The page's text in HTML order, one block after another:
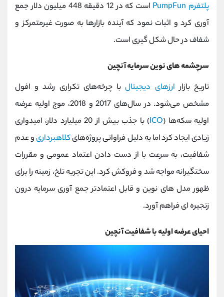
پلتفرم PumpFun
است که در 12 دقیقه 448 میلیون دلار جمع
‌آوری کرد و اثبات نمود که آینده بازارها به ‌صورت غیرمتمرکز و
شفاف در حال شکل ‌گیری است.
سرچشمه‌ های نوین سرمایه آنچین
تاریخ بازار ارزهای دیجیتالبا چرخه‌های تکراری رشد و افول
مشخص می‌شود. در سال‌های 2017 و 2018، موج اولیه عرضه
اولیه سکه‌ها (ICO
) با جذب بیش از 20 میلیارد دلار، امیدواری
زیادی ایجاد کرد اما به دلیل فراوانی پروژه‌هایکلاهبرداریو عدم
شفافیت، به سرعت با از دست دادن اعتماد عمومی و مقررات
سختگیرانه مواجه شد و فروکش کرد. این تجربه تلخ، زمینه را برای
ظهور مدل‌ های نوین و قابل اعتمادتر جمع‌ آوری سرمایه درون
زنجیره‌ ای فراهم آورد.
احیای عرضه اولیه با شفافیت آنچین